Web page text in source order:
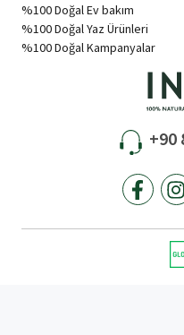
%100 Doğal Ev bakım
%100 Doğal Yaz Ürünleri
%100 Doğal Kampanyalar
+90